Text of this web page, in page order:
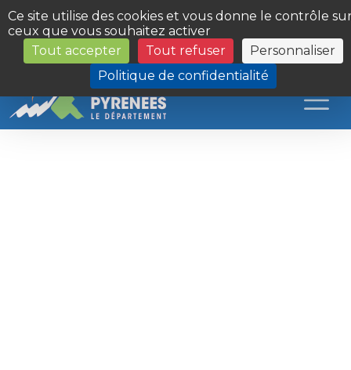
Panneau de gestion des cookies
Ce site utilise des cookies et vous donne le contrôle
ceux que vous souhaitez activer
Tout accepter
Tout refuser
Personnaliser
Politique de confidentialité
Les Sites du Département